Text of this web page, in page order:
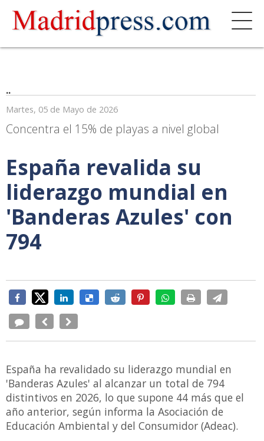
..
Martes, 05 de Mayo de 2026
Concentra el 15% de playas a nivel global
España revalida su
liderazgo mundial en
'Banderas Azules' con
794
España ha revalidado su liderazgo mundial en
'Banderas Azules' al alcanzar un total de 794
distintivos en 2026, lo que supone 44 más que el
año anterior, según informa la Asociación de
Educación Ambiental y del Consumidor (Adeac).